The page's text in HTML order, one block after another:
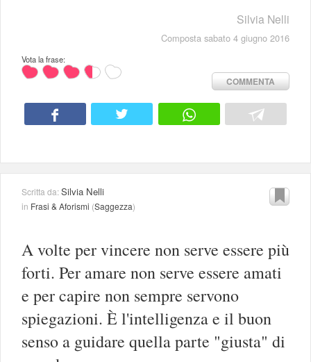
Silvia Nelli
Composta sabato 4 giugno 2016
Vota la frase:
COMMENTA
Scritta da:Silvia Nelli
in Frasi & Aforismi (Saggezza)
A volte per vincere non serve essere più
forti. Per amare non serve essere amati
e per capire non sempre servono
spiegazioni. È l'intelligenza e il buon
senso a guidare quella parte "giusta" di